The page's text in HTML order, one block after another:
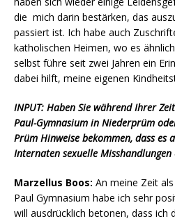
die mich darin bestärken, das
passiert ist. Ich habe auch
katholischen Heimen, wo es
selbst führe seit zwei Jahren ein
dabei hilft, meine eigenen
INPUT: Haben Sie während Ihrer
Paul-Gymnasium in Niederprüm
Prüm Hinweise bekommen, dass es
Internaten sexuelle
Marzellus Boos: An meine Zeit
Paul Gymnasium habe ich sehr
will ausdrücklich betonen, dass ich